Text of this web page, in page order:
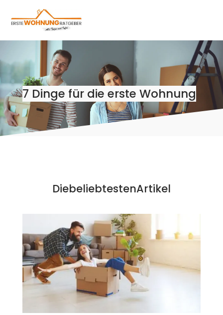
7 Dinge für die erste Wohnung
DiebeliebtestenArtikel